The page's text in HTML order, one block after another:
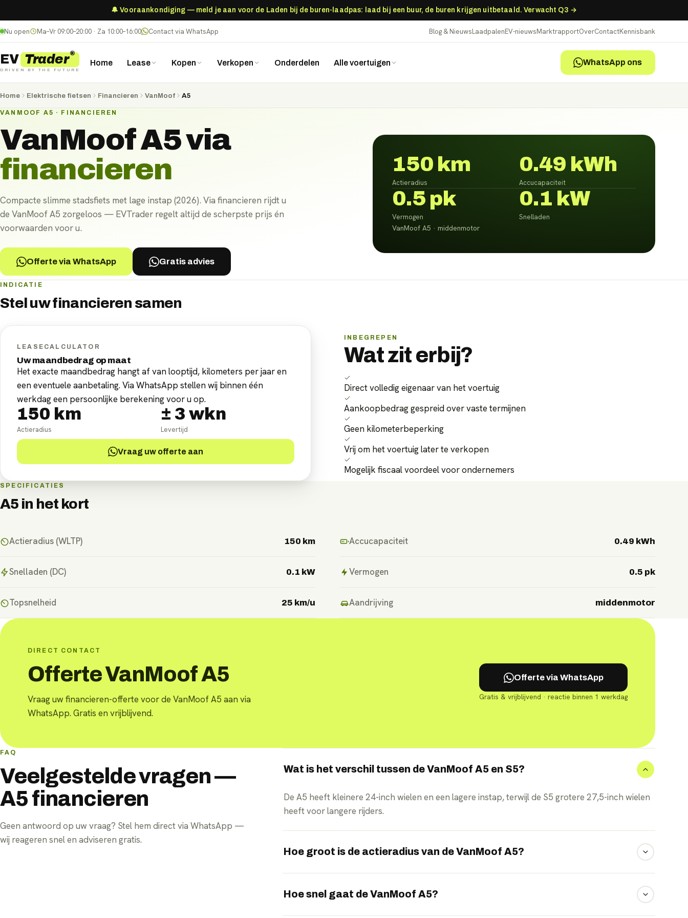
🔔 Vooraankondiging — meld je aan voor de Laden bij de buren-laadpas: laad bij een buur, de buren krijgen uitbetaald. Verwacht Q3 →
Nu open Ma–Vr 09:00–20:00 · Za 10:00–16:00 Contact via WhatsApp Blog & NieuwsLaadpalenEV-nieuwsMarktrapportOverContactKennisbank
EV Trader®
DRIVEN BY THE FUTURE
Home Lease Kopen Verkopen Onderdelen Alle voertuigen WhatsApp ons
Home Elektrische fietsen Financieren VanMoof A5
VANMOOF A5 · FINANCIEREN
VanMoof A5via
financieren
Compacte slimme stadsfiets met lage instap (2026). Via financieren rijdt u
de VanMoof A5 zorgeloos — EVTrader regelt altijd de scherpste prijs én
voorwaarden voor u.
Offerte via WhatsApp Gratis advies
150 km
Actieradius
0.49 kWh
Accucapaciteit
0.5 pk
Vermogen
0.1 kW
Snelladen
VanMoof A5 · middenmotor
INDICATIE
Stel uwfinancieren samen
LEASECALCULATOR
Uw maandbedrag op maat
Het exacte maandbedrag hangt af van looptijd, kilometers per jaar en
een eventuele aanbetaling. Via WhatsApp stellen wij binnen één
werkdag een persoonlijke berekening voor u op.
150 km
Actieradius
± 3 wkn
Levertijd
Vraag uw offerte aan
INBEGREPEN
Wat zit erbij?
Direct volledig eigenaar van het voertuig
Aankoopbedrag gespreid over vaste termijnen
Geen kilometerbeperking
Vrij om het voertuig later te verkopen
Mogelijk fiscaal voordeel voor ondernemers
SPECIFICATIES
A5 in het kort
Actieradius (WLTP) 150 km Accucapaciteit 0.49 kWh
Snelladen (DC) 0.1 kW Vermogen 0.5 pk
Topsnelheid 25 km/u Aandrijving middenmotor
DIRECT CONTACT
Offerte VanMoof A5
Vraag uw financieren-offerte voor de VanMoof A5 aan via
WhatsApp. Gratis en vrijblijvend.
Offerte via WhatsApp
Gratis & vrijblijvend · reactie binnen 1 werkdag
FAQ
Veelgestelde vragen —
A5 financieren
Geen antwoord op uw vraag? Stel hem direct via WhatsApp —
wij reageren snel en adviseren gratis.
Wat is het verschil tussen de VanMoof A5 en S5?
De A5 heeft kleinere 24-inch wielen en een lagere instap, terwijl de S5 grotere 27,5-inch wielen
heeft voor langere rijders.
Hoe groot is de actieradius van de VanMoof A5?
één lading.
Hoe snel gaat de VanMoof A5?